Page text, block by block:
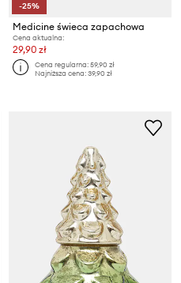
-25%
Medicine świeca zapachowa
Cena aktualna:
29,90 zł
Cena regularna:59,90 zł
Najniższa cena:39,90 zł